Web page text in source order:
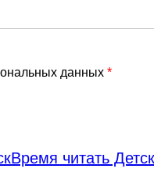
данных *
Время читать